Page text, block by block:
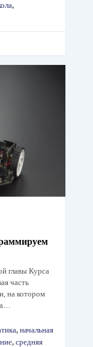
,
главы Курса
часть
на котором
, начальная
, средняя